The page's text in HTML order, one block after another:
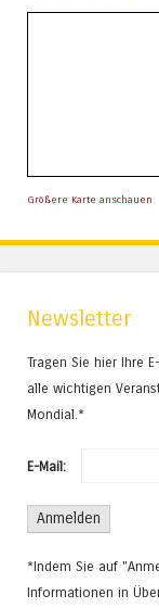
Größere Karte anschauen
Newsletter
Tragen Sie hier Ihre
alle wichtigen
Mondial.*
E-Mail:
*Indem Sie auf
Informationen in